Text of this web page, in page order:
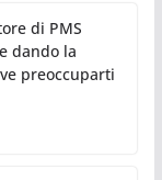
di PMS
dando la
preoccuparti